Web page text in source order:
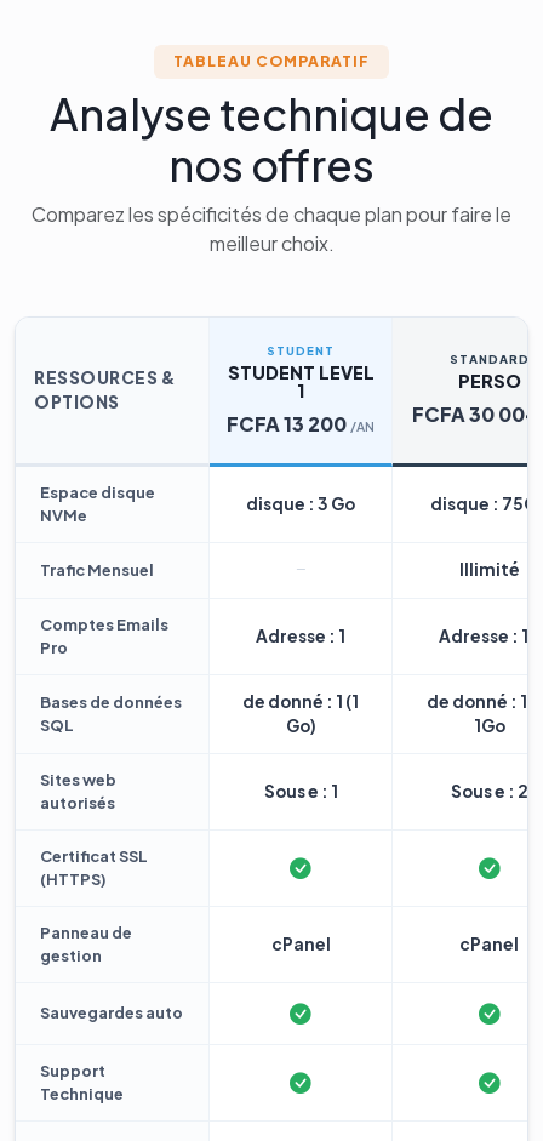
TABLEAU COMPARATIF
Analyse technique de
nos offres
Comparez les spécificités de chaque plan pour faire le
meilleur choix.
RESSOURCES &
OPTIONS
STUDENT
STUDENT LEVEL
1
FCFA 13 200 /AN
STANDARD
PERSO
FCFA 30 004
Espace disque
NVMe
disque : 3 Go disque :
Trafic Mensuel Illimité
Comptes Emails
Pro
Adresse : 1 Adresse : 10
Bases de données
SQL
de donné : 1 (1
Go)
de donné : 1
1Go
Sites web
autorisés
Sous e : 1 Sous e : 2
Certificat SSL
(HTTPS)
Panneau de
gestion
cPanel cPanel
Sauvegardes auto
Support
Technique